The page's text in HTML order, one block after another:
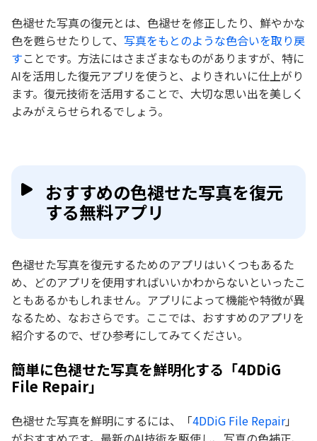
色褪せた写真の復元とは、色褪せを修正したり、鮮やかな
色を甦らせたりして、 写真をもとのような色合いを取り戻
すことです。方法にはさまざまなものがありますが、特に
AIを活用した復元アプリを使うと、よりきれいに仕上がり
ます。復元技術を活用することで、大切な思い出を美しく
よみがえらせられるでしょう。
おすすめの色褪せた写真を復元
する無料アプリ
色褪せた写真を復元するためのアプリはいくつもあるた
め、どのアプリを使用すればいいかわからないといったこ
ともあるかもしれません。アプリによって機能や特徴が異
なるため、なおさらです。ここでは、おすすめのアプリを
紹介するので、ぜひ参考にしてみてください。
簡単に色褪せた写真を鮮明化する「4DDiG
File Repair」
色褪せた写真を鮮明にするには、「4DDiG File Repair」